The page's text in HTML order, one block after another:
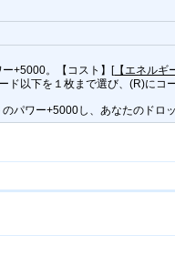
ー+5000。【コスト】[【エネルギ
以下を１枚まで選び、(R)にコー
パワー+5000し、あなたのドロ